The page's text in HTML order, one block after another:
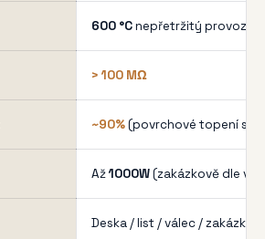
600 °Cnepřetržitý provoz
> 100 MΩ
~90%(povrchové topení s
Až1000W(zakázkově dle
Deska / list / válec /